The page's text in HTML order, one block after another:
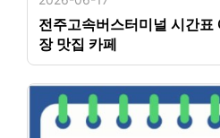
전주고속버스터미널 시간표
장 맛집 카페